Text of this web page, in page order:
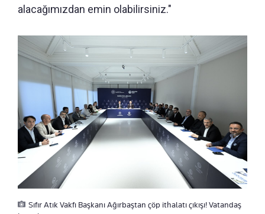
alacağımızdan emin olabilirsiniz."
Sıfır Atık Vakfı Başkanı Ağırbaştan çöp ithalatı çıkışı! Vatandaş